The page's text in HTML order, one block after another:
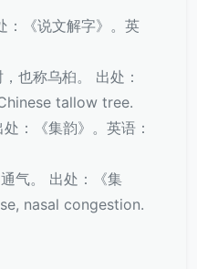
：《说文解字》。英
也称乌桕。 出处：
tallow tree.
：《集韵》。英语：
气。 出处：《集
nasal congestion.